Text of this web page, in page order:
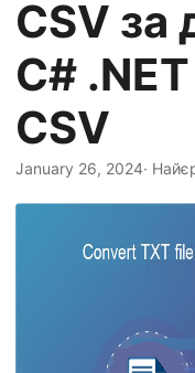
g
a
t
i
o
CSV
C#
CSV
January 26, 2024·